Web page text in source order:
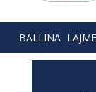
BALLINA LAJME